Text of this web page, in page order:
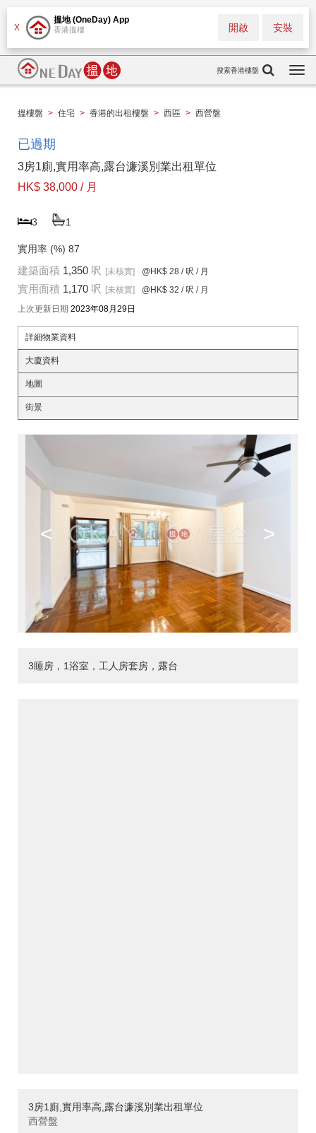
X
搵地 (OneDay) App
香港搵樓 安裝
開啟
搜索香港樓盤
搵樓盤 > 住宅 > 香港的出租樓盤 > 西區 > 西營盤
已過期
3房1廁,實用率高,露台濂溪別業出租單位
HK$ 38,000 / 月
3 1
實用率 (%) 87
建築面積 1,350 呎 [未核實] @HK$ 28 / 呎 / 月
實用面積 1,170 呎 [未核實] @HK$ 32 / 呎 / 月
上次更新日期 2023年08月29日
詳細物業資料
大廈資料
地圖
街景
< >
3睡房，1浴室，工人房套房，露台
3房1廁,實用率高,露台濂溪別業出租單位
西營盤